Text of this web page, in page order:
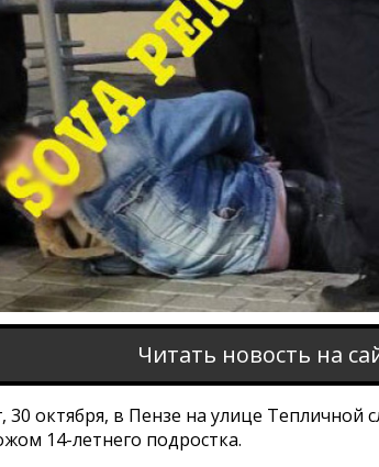
Читать новость на
30 октября, в Пензе на улице Тепличной
14-летнего подростка.